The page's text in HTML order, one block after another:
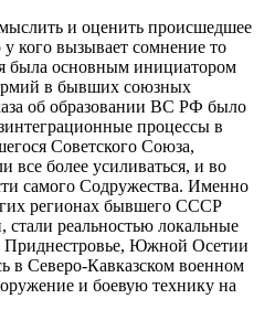
и оценить происшедшее
кого вызывает сомнение то
была основным инициатором
в бывших союзных
об образовании ВС РФ было
процессы в
Советского Союза,
все более усиливаться, и во
самого Содружества. Именно
регионах бывшего СССР
стали реальностью локальные
Южной Осетии
в Северо-Кавказском военном
и боевую технику на